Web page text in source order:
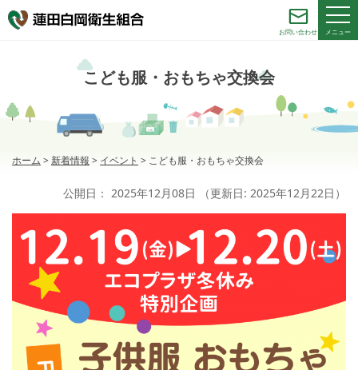
お問い合わせ メニュー
こども服・おもちゃ交換会
ホーム > 新着情報 > イベント > こども服・おもちゃ交換会
公開日： 2025年12月08日 （更新日: 2025年12月22日 ）